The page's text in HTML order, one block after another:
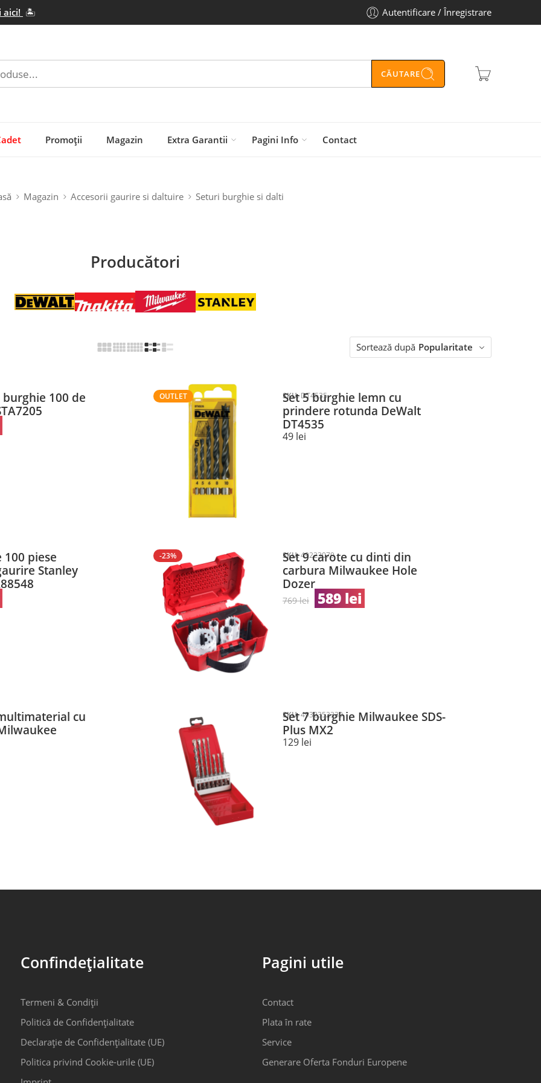
aici! 🏝️ Autentificare / Înregistrare
CĂUTARE
Promoții Magazin Extra Garantii Pagini Info Contact
Magazin Accesorii gaurire si daltuire Seturi burghie si dalti
Producători
Sortează după Popularitate
100 de
OUTLET SKU: DT4535
Set 5 burghie lemn cu
prindere rotunda DeWalt
DT4535
49 lei
piese
Stanley
-23% SKU:49223079
Set 9 carote cu dinti din
carbura Milwaukee Hole
Dozer
769lei 589 lei
cu
SKU:4932352339
Set 7 burghie Milwaukee SDS-
Plus MX2
129 lei
Confindețialitate
Termeni & Condiții
Politică de Confidențialitate
Declarație de Confidențialitate (UE)
Politica privind Cookie-urile (UE)
Pagini utile
Contact
Plata în rate
Service
Generare Oferta Fonduri Europene